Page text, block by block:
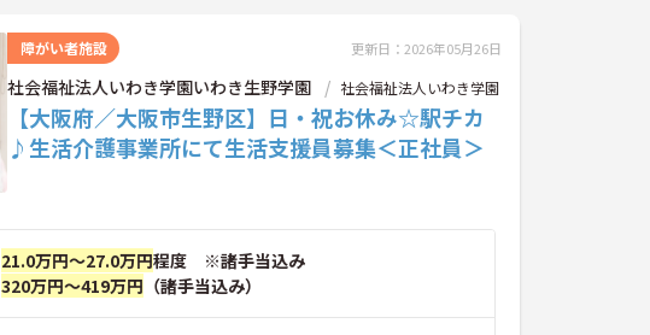
障がい者施設 更新日：2026年05月26日
社会福祉法人いわき学園いわき生野学園 社会福祉法人いわき学園
【大阪府／大阪市生野区】日・祝お休み☆駅チカ
♪生活介護事業所にて生活支援員募集＜正社員＞
21.0万円～27.0万円程度 ※諸手当込み
320万円～419万円 （諸手当込み）